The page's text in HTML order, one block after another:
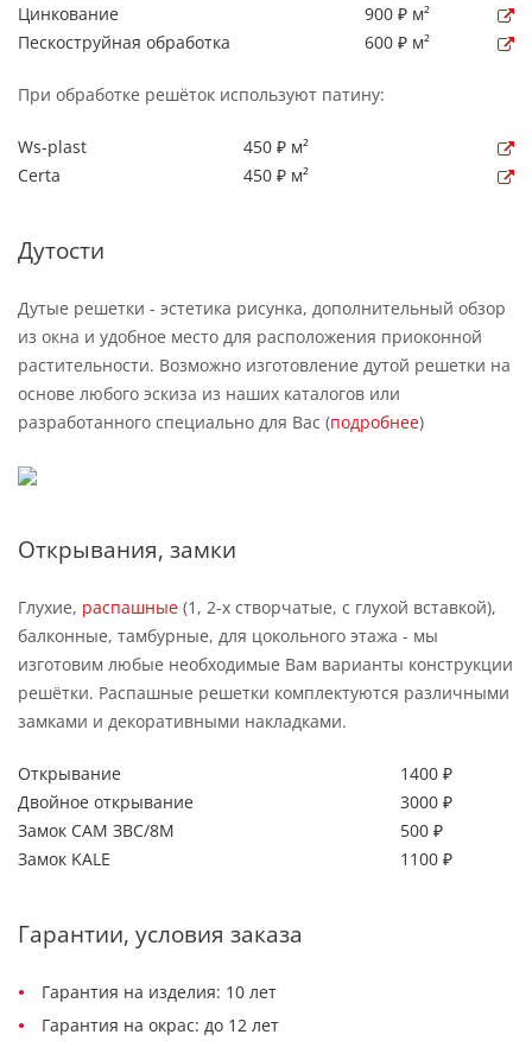
Цинкование
900 ₽ м²
Пескоструйная обработка
600 ₽ м²
При обработке решёток используют патину:
Ws-plast
450 ₽ м²
Certa
450 ₽ м²
Дутости
Дутые решетки - эстетика рисунка, дополнительный обзор
из окна и удобное место для расположения приоконной
растительности. Возможно изготовление дутой решетки на
основе любого эскиза из наших каталогов или
разработанного специально для Вас (подробнее)
Открывания, замки
Глухие, распашные (1, 2-х створчатые, с глухой вставкой),
балконные, тамбурные, для цокольного этажа - мы
изготовим любые необходимые Вам варианты конструкции
решётки. Распашные решетки комплектуются различными
замками и декоративными накладками.
Открывание
1400 ₽
Двойное открывание
3000 ₽
Замок САМ ЗВС/8М
500 ₽
Замок KALE
1100 ₽
Гарантии, условия заказа
Гарантия на изделия: 10 лет
Гарантия на окрас: до 12 лет